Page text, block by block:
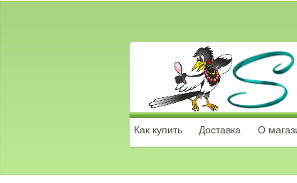
Как купить Доставка О